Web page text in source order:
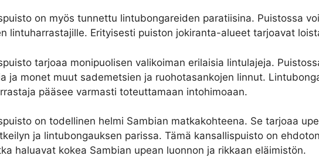
on myös tunnettu lintubongareiden paratiisina. Puistossa
lintuharrastajille. Erityisesti puiston jokiranta-alueet tarjoavat
tarjoaa monipuolisen valikoiman erilaisia lintulajeja.
ja monet muut sademetsien ja ruohotasankojen linnut.
pääsee varmasti toteuttamaan intohimoaan.
on todellinen helmi Sambian matkakohteena. Se tarjoaa
ja lintubongauksen parissa. Tämä kansallispuisto on
haluavat kokea Sambian upean luonnon ja rikkaan eläimistön.